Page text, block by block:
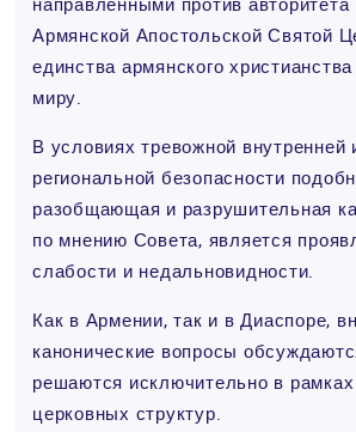
направленными против авторитета
Армянской Апостольской Святой
единства армянского
миру.
В условиях тревожной внутренней
региональной безопасности
разобщающая и разрушительная
по мнению Совета, является
слабости и недальновидности.
Как в Армении, так и в Диаспоре,
канонические вопросы
решаются исключительно в рамках
церковных структур.